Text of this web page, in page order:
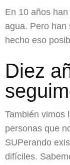
En 10 años
agua. Pero han
hecho eso
Diez
También vimos
personas que
SUPerando
difíciles.